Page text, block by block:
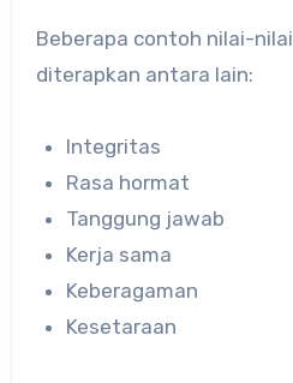
Beberapa contoh nilai-
diterapkan antara lain:
Integritas
Rasa hormat
Tanggung jawab
Kerja sama
Keberagaman
Kesetaraan